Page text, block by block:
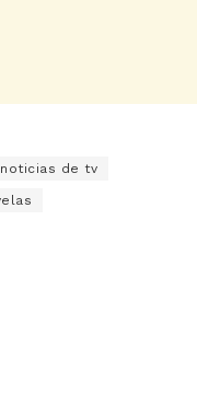
noticias de tv